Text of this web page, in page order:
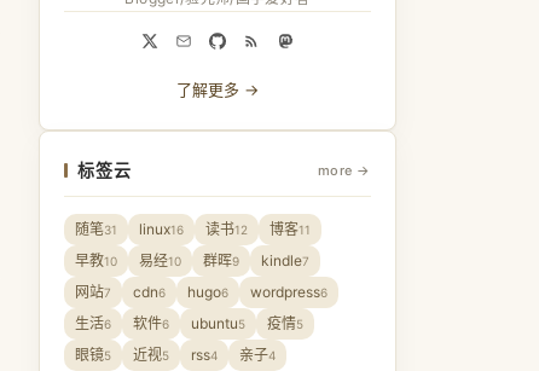
了解更多 →
标签云 more →
随笔31 linux16 读书12 博客11
早教10 易经10 群晖9 kindle7
网站7 cdn6 hugo6 wordpress6
生活6 软件6 ubuntu5 疫情5
眼镜5 近视5 rss4 亲子4